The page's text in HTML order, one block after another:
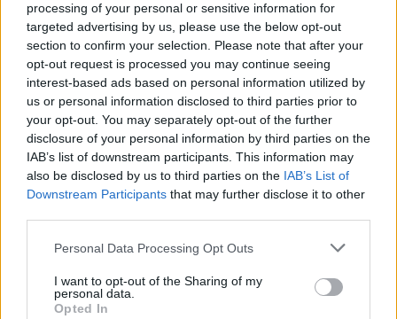
processing of your personal or sensitive information for
targeted advertising by us, please use the below opt-out
section to confirm your selection. Please note that after your
opt-out request is processed you may continue seeing
interest-based ads based on personal information utilized by
us or personal information disclosed to third parties prior to
your opt-out. You may separately opt-out of the further
disclosure of your personal information by third parties on the
IAB’s list of downstream participants. This information may
also be disclosed by us to third parties on the IAB’s List of
Downstream Participants that may further disclose it to other
Personal Data Processing Opt Outs
I want to opt-out of the Sharing of my
personal data.
Opted In
Θέσεις Εργασίας Εκπαίδευση στην πόλη
ΣΑΝΤΟΡΙΝΗ
Θέσεις Εργασίας Καθηγητές Ξένων Γλωσσών στην πόλη
ΣΑΝΤΟΡΙΝΗ
Θέσεις Εργασίας Εκπαίδευση στην πόλη
ΒΟΛΟΣ